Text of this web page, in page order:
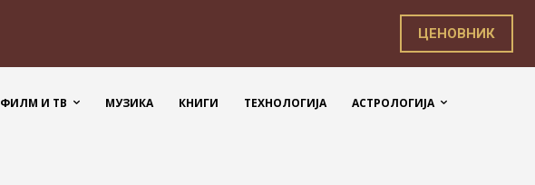
ЦЕНОВНИК
ФИЛМ И ТВ МУЗИКА КНИГИ ТЕХНОЛОГИЈА АСТРОЛОГИЈА